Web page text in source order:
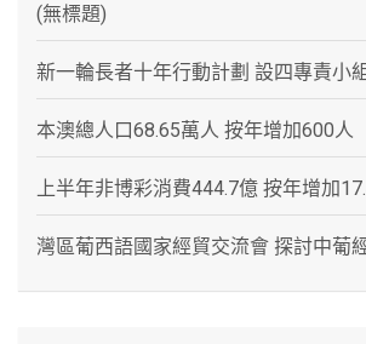
(無標題)
新一輪長者十年行動計劃 設四專責小
本澳總人口68.65萬人 按年增加600人
上半年非博彩消費444.7億 按年增加
灣區葡西語國家經貿交流會 探討中葡